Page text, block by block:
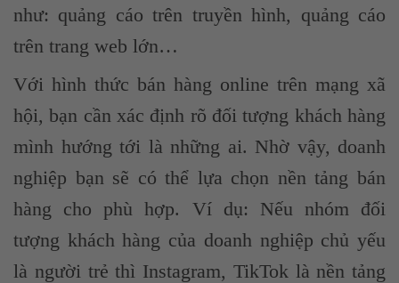
như: quảng cáo trên truyền hình, quảng cáo
trên trang web lớn…
Với hình thức bán hàng online trên mạng xã
hội, bạn cần xác định rõ đối tượng khách hàng
mình hướng tới là những ai. Nhờ vậy, doanh
nghiệp bạn sẽ có thể lựa chọn nền tảng bán
hàng cho phù hợp. Ví dụ: Nếu nhóm đối
tượng khách hàng của doanh nghiệp chủ yếu
là người trẻ thì Instagram, TikTok là nền tảng